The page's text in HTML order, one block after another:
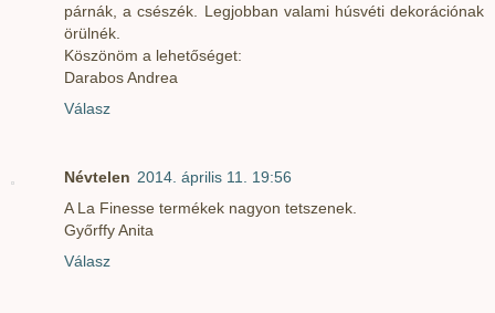
párnák, a csészék. Legjobban valami húsvéti dekorációnak
örülnék.
Köszönöm a lehetőséget:
Darabos Andrea
Válasz
Névtelen 2014. április 11. 19:56
A La Finesse termékek nagyon tetszenek.
Győrffy Anita
Válasz